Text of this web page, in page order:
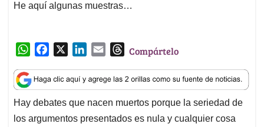
He aquí algunas muestras…
W
a
t
s
A
c
e
b
o
n
k
e
d
a
i
l
T
r
e
a
d
Compártelo
Hay debates que nacen muertos porque la seriedad de
los argumentos presentados es nula y cualquier cosa